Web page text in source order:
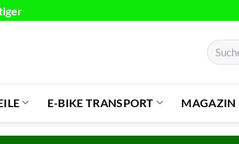
Suchen
nach:
E-BIKE TRANSPORT MAGAZIN